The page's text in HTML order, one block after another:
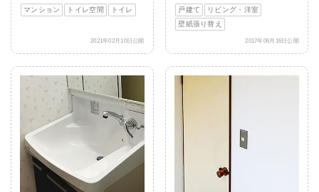
マンション
トイレ空間 トイレ
2021年02月10日公開
戸建て
リビング・洋室
壁紙張り替え
2017年06月16日公開